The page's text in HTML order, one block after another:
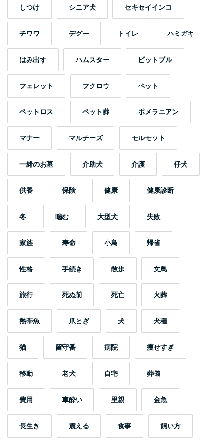
しつけ シニア犬 セキセイインコ
チワワ デグー トイレ ハミガキ
はみ出す ハムスター ピットブル
フェレット フクロウ ペット
ペットロス ペット葬 ポメラニアン
マナー マルチーズ モルモット
一緒のお墓 介助犬 介護 仔犬
供養 保険 健康 健康診断
冬 噛む 大型犬 失敗
家族 寿命 小鳥 帰省
性格 手続き 散歩 文鳥
旅行 死ぬ前 死亡 火葬
熱帯魚 爪とぎ 犬 犬種
猫 留守番 病院 痩せすぎ
移動 老犬 自宅 葬儀
費用 車酔い 里親 金魚
長生き 震える 食事 飼い方